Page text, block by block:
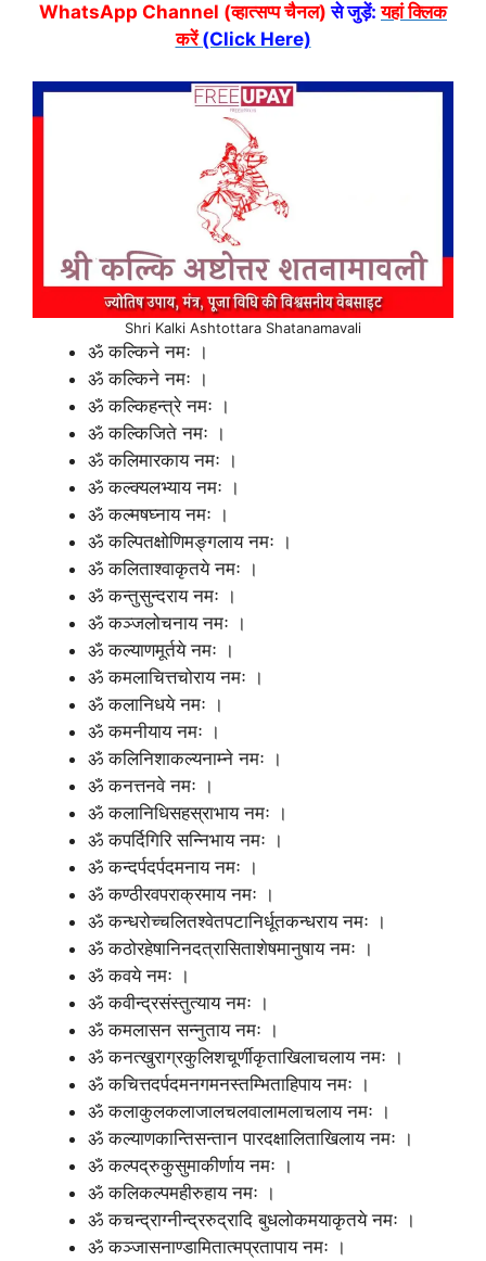
WhatsApp Channel (व्हात्सप्प चैनल) से जुड़ें:यहां क्लिक
करें(Click Here)
Shri Kalki Ashtottara Shatanamavali
ॐ कल्किने नमः ।
ॐ कल्किने नमः ।
ॐ कल्किहन्त्रे नमः ।
ॐ कल्किजिते नमः ।
ॐ कलिमारकाय नमः ।
ॐ कल्क्यलभ्याय नमः ।
ॐ कल्मषघ्नाय नमः ।
ॐ कल्पितक्षोणिमङ्गलाय नमः ।
ॐ कलिताश्वाकृतये नमः ।
ॐ कन्तुसुन्दराय नमः ।
ॐ कञ्जलोचनाय नमः ।
ॐ कल्याणमूर्तये नमः ।
ॐ कमलाचित्तचोराय नमः ।
ॐ कलानिधये नमः ।
ॐ कमनीयाय नमः ।
ॐ कलिनिशाकल्यनाम्ने नमः ।
ॐ कनत्तनवे नमः ।
ॐ कलानिधिसहस्राभाय नमः ।
ॐ कपर्दिगिरि सन्निभाय नमः ।
ॐ कन्दर्पदर्पदमनाय नमः ।
ॐ कण्ठीरवपराक्रमाय नमः ।
ॐ कन्धरोच्चलितश्वेतपटानिर्धूतकन्धराय नमः ।
ॐ कठोरहेषानिनदत्रासिताशेषमानुषाय नमः ।
ॐ कवये नमः ।
ॐ कवीन्द्रसंस्तुत्याय नमः ।
ॐ कमलासन सन्नुताय नमः ।
ॐ कनत्खुराग्रकुलिशचूर्णीकृताखिलाचलाय नमः ।
ॐ कचित्तदर्पदमनगमनस्तम्भिताहिपाय नमः ।
ॐ कलाकुलकलाजालचलवालामलाचलाय नमः ।
ॐ कल्याणकान्तिसन्तान पारदक्षालिताखिलाय नमः ।
ॐ कल्पद्रुकुसुमाकीर्णाय नमः ।
ॐ कलिकल्पमहीरुहाय नमः ।
ॐ कचन्द्राग्नीन्द्ररुद्रादि बुधलोकमयाकृतये नमः ।
ॐ कञ्जासनाण्डामितात्मप्रतापाय नमः ।